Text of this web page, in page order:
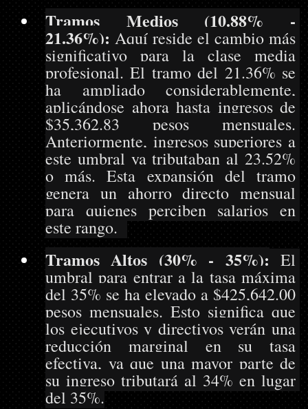
Tramos Medios (10.88% -
21.36%): Aquí reside el cambio más
significativo para la clase media
profesional. El tramo del 21.36% se
ha ampliado considerablemente,
aplicándose ahora hasta ingresos de
$35,362.83 pesos mensuales.
Anteriormente, ingresos superiores a
este umbral ya tributaban al 23.52%
o más. Esta expansión del tramo
genera un ahorro directo mensual
para quienes perciben salarios en
este rango.
Tramos Altos (30% - 35%): El
umbral para entrar a la tasa máxima
del 35% se ha elevado a $425,642.00
pesos mensuales. Esto significa que
los ejecutivos y directivos verán una
reducción marginal en su tasa
efectiva, ya que una mayor parte de
su ingreso tributará al 34% en lugar
del 35%.